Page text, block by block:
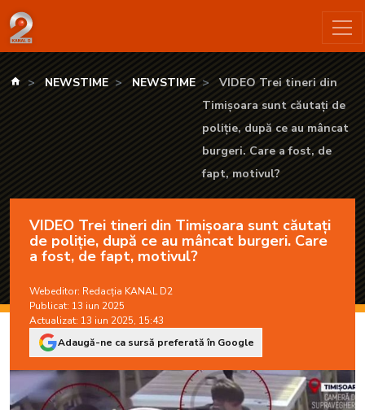
VIDEO Trei tineri din Timișoara sunt căutați de poliție, după
kanald.ro
NEWSTIME NEWSTIME
VIDEO Trei tineri din
Timișoara sunt căutați de
poliție, după ce au mâncat
burgeri. Care a fost, de
fapt, motivul?
VIDEO Trei tineri din Timișoara sunt căutați
de poliție, după ce au mâncat burgeri. Care
a fost, de fapt, motivul?
Webeditor: Redacția KANAL D2
Publicat: 13 iun 2025
Actualizat: 13 iun 2025, 15:43
Adaugă-ne ca sursă preferată în Google